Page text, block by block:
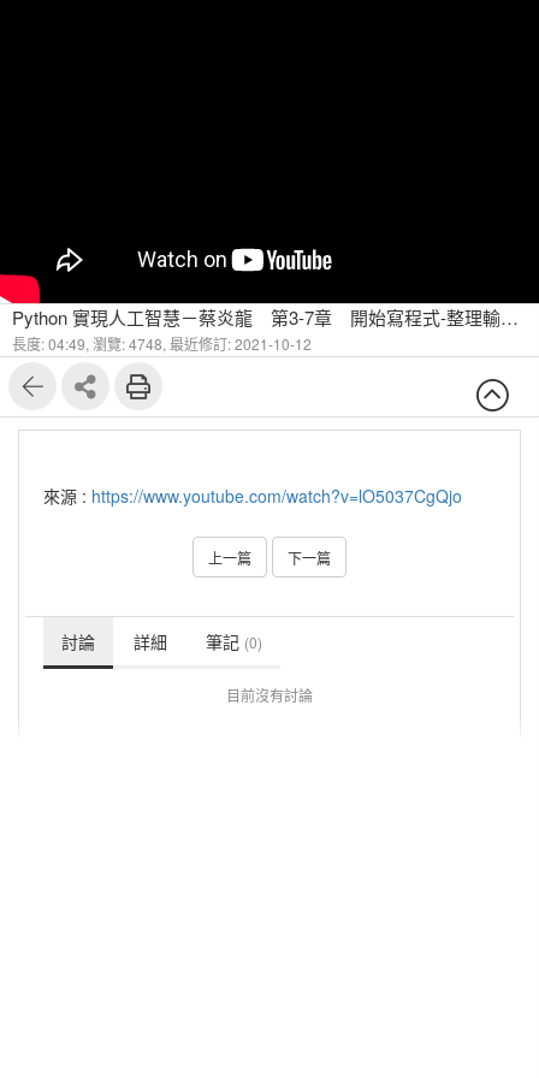
Python 實現人工智慧－蔡炎龍 第3-7章 開始寫程式-整理輸入資料
長度: 04:49, 瀏覽: 4748, 最近修訂: 2021-10-12
來源 : https://www.youtube.com/watch?v=lO5037CgQjo
上一篇 下一篇
討論 詳細 筆記 (0)
目前沒有討論